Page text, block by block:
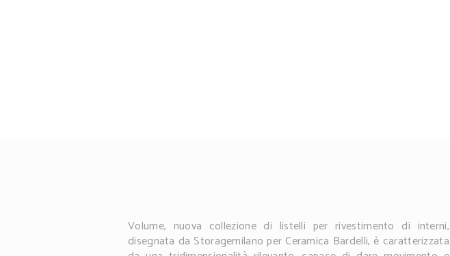
Volume, nuova collezione di listelli per rivestimento di interni,
disegnata da Storagemilano per Ceramica Bardelli, è caratterizzata